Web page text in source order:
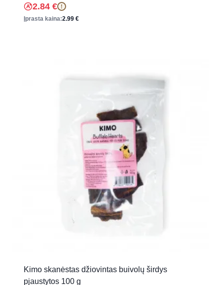
2.84 € !
Įprasta kaina:2.99 €
Kimo skanėstas džiovintas buivolų širdys
pjaustytos 100 g